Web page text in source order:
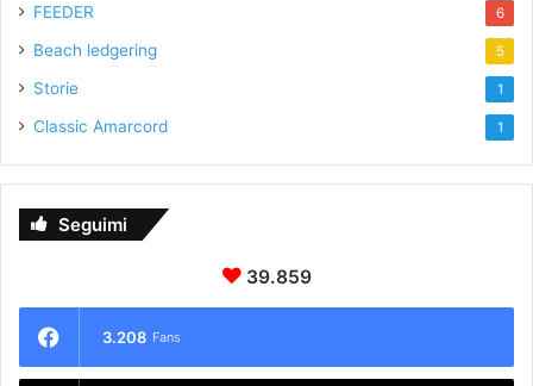
FEEDER 6
Beach ledgering 5
Storie 1
Classic Amarcord 1
Seguimi
39.859
3.208 Fans